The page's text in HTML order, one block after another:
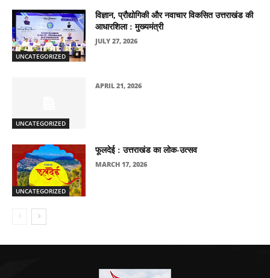
UNCATEGORIZED
विज्ञान, प्रौद्योगिकी और नवाचार विकसित उत्तराखंड की
आधारशिला : मुख्यमंत्री
JULY 27, 2026
UNCATEGORIZED
APRIL 21, 2026
UNCATEGORIZED
फूलदेई : उत्तराखंड का लोक-उत्सव
MARCH 17, 2026